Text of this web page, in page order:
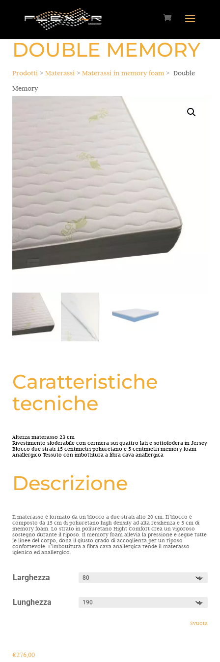
DOUBLE MEMORY
Prodotti> Materassi> Materassi in memory foam> Double
Memory
Caratteristiche
tecniche
Altezza materasso 23 cm
Rivestimento sfoderabile con cerniera sui quattro lati e sottofodera in Jersey
Blocco due strati 15 centimetri poliuretano e 5 centimetri memory foam
Anallergico Tessuto con imbottitura a fibra cava anallergica
Descrizione
Il materasso è formato da un blocco a due strati alto 20 cm. Il blocco è
composto da 15 cm di poliuretano high density ad alta resilienza e 5 cm di
memory foam. Lo strato in poliuretano Hight Comfort crea un vigoroso
sostegno durante il riposo. Il memory foam allevia la pressione e segue tutte
le linee del corpo, dona il giusto grado di accoglienza per un riposo
confortevole. L’imbottitura a fibra cava anallergica rende il materasso
igienico ed anallergico.
Larghezza
Lunghezza
Svuota
€276,00